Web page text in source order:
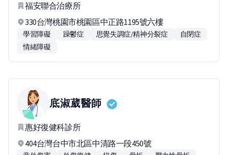
福安聯合治療所
330台灣桃園市桃園區中正路1195號六樓
學習障礙 躁鬱症 思覺失調症/精神分裂症
自閉症
情緒障礙
底淑葳醫師
惠好復健科診所
404台灣台中市北區中清路一段450號